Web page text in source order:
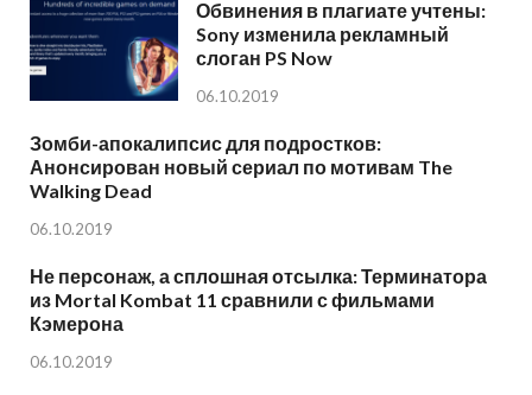
Обвинения в плагиате учтены:
Sony изменила рекламный
слоган PS Now
06.10.2019
Зомби-апокалипсис для подростков:
Анонсирован новый сериал по мотивам The
Walking Dead
06.10.2019
Не персонаж, а сплошная отсылка: Терминатора
из Mortal Kombat 11 сравнили с фильмами
Кэмерона
06.10.2019